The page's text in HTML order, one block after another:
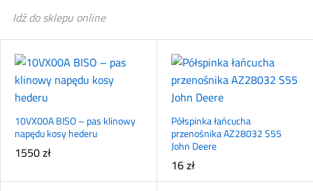
Idź do sklepu online
10VX00A BISO – pas klinowy
napędu kosy hederu
1550zł
Półspinka łańcucha
przenośnika AZ28032 S55
John Deere
16zł